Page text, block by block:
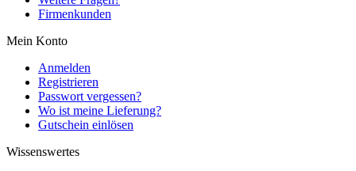
Firmenkunden
Mein Konto
Anmelden
Registrieren
Passwort vergessen?
Wo ist meine Lieferung?
Gutschein einlösen
Wissenswertes